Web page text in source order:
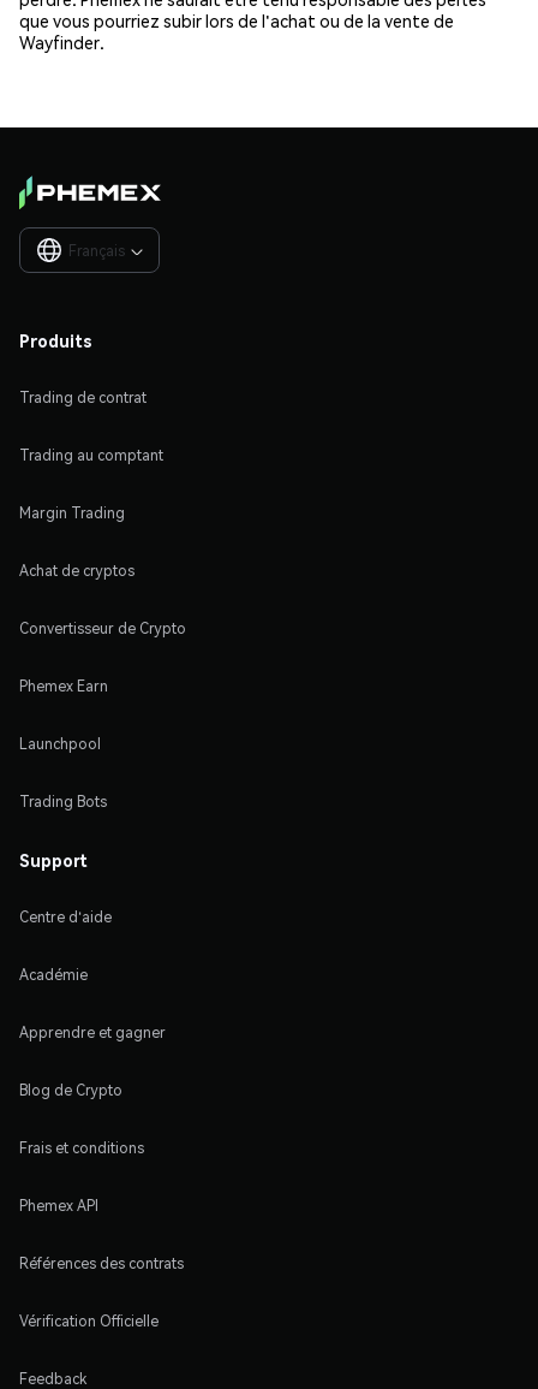
que vous pourriez subir lors de l'achat ou de la vente de
Wayfinder.
Français 
Produits
Trading de contrat
Trading au comptant
Margin Trading
Achat de cryptos
Convertisseur de Crypto
Phemex Earn
Launchpool
Trading Bots
Support
Centre d'aide
Académie
Apprendre et gagner
Blog de Crypto
Frais et conditions
Phemex API
Références des contrats
Vérification Officielle
Feedback